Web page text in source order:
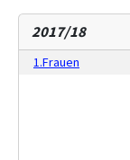
2017/18
1.Frauen